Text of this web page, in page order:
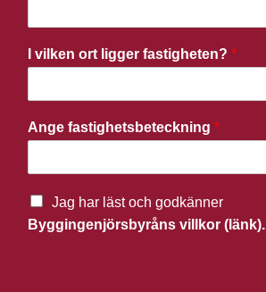
I vilken ort ligger fastigheten? *
Ange fastighetsbeteckning *
Jag har läst och godkänner
Byggingenjörsbyråns villkor (länk).